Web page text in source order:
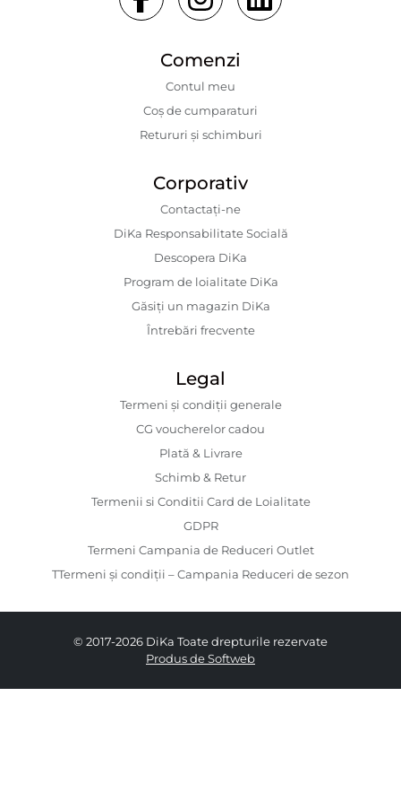
Comenzi
Contul meu
Coș de cumparaturi
Retururi și schimburi
Corporativ
Contactaţi-ne
DiKa Responsabilitate Socială
Descopera DiKa
Program de loialitate DiKa
Găsiți un magazin DiKa
Întrebări frecvente
Legal
Termeni și condiții generale
CG voucherelor cadou
Plată & Livrare
Schimb & Retur
Termenii si Conditii Card de Loialitate
GDPR
Termeni Campania de Reduceri Outlet
TTermeni și condiții – Campania Reduceri de sezon
© 2017-2026 DiKa Toate drepturile rezervate
Produs de Softweb